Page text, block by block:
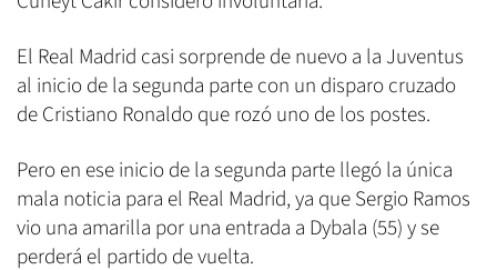
El Real Madrid casi sorprende de nuevo a la Juventus
al inicio de la segunda parte con un disparo cruzado
de Cristiano Ronaldo que rozó uno de los postes.
Pero en ese inicio de la segunda parte llegó la única
mala noticia para el Real Madrid, ya que Sergio Ramos
vio una amarilla por una entrada a Dybala (55) y se
perderá el partido de vuelta.